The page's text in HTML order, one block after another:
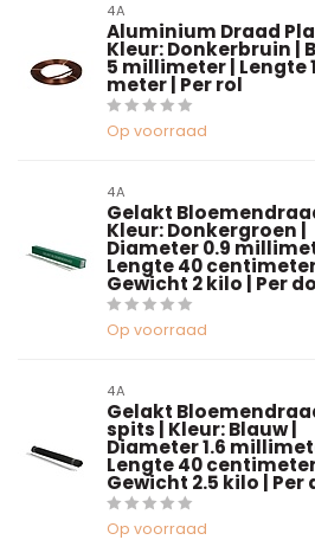
4A
Aluminium Draad Plat
Kleur: Donkerbruin |
5 millimeter | Lengte
meter | Per rol
Op voorraad
4A
Gelakt
Kleur: Donkergroen |
Diameter 0.9
Lengte 40 centimeter
Gewicht 2 kilo | Per
Op voorraad
4A
Gelakt
spits | Kleur: Blauw |
Diameter 1.6
Lengte 40 centimeter
Gewicht 2.5 kilo | Per
Op voorraad